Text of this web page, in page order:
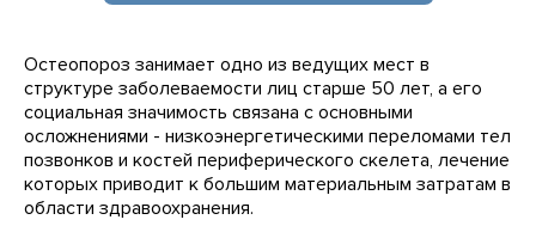
Остеопороз занимает одно из ведущих мест в
структуре заболеваемости лиц старше 50 лет, а его
социальная значимость связана с основными
осложнениями - низкоэнергетическими переломами тел
позвонков и костей периферического скелета, лечение
которых приводит к большим материальным затратам в
области здравоохранения.